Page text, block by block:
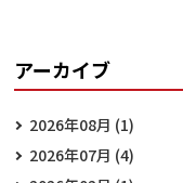
アーカイブ
2026年08月 (1)
2026年07月 (4)